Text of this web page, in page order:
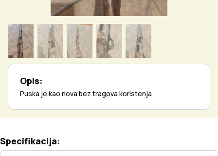
Opis:
Puska je kao nova bez tragova koristenja
Specifikacija: